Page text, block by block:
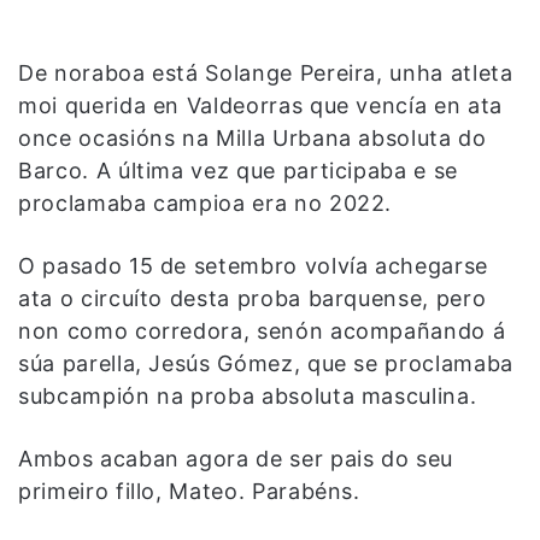
De noraboa está Solange Pereira, unha atleta
moi querida en Valdeorras que vencía en ata
once ocasións na Milla Urbana absoluta do
Barco. A última vez que participaba e se
proclamaba campioa era no 2022.
O pasado 15 de setembro volvía achegarse
ata o circuíto desta proba barquense, pero
non como corredora, senón acompañando á
súa parella, Jesús Gómez, que se proclamaba
subcampión na proba absoluta masculina.
Ambos acaban agora de ser pais do seu
primeiro fillo, Mateo. Parabéns.